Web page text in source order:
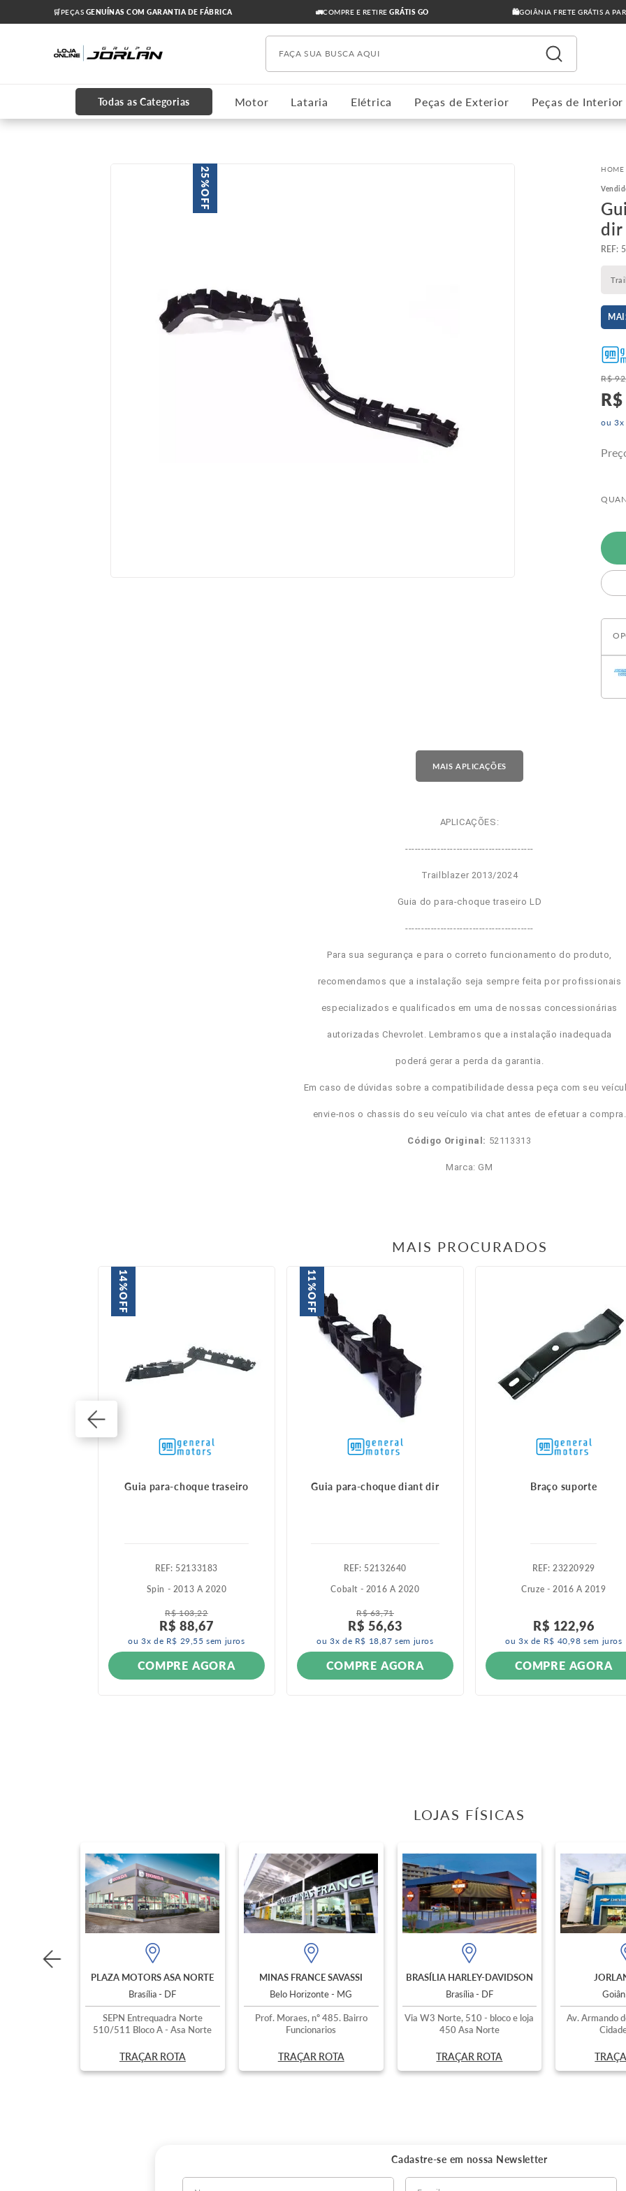
🛒PEÇAS GENUÍNAS COM GARANTIA DE FÁBRICA 🚛COMPRE E RETIREGRÁTIS GO 🛍️GOIÂNIA FRETE GRÁTIS A
Faça sua busca aqui
Todas as Categorias Motor Lataria Elétrica Peças de Exterior Peças de Interior
25%
OFF
dir
:
R$ 92
R$
ou 3
MAIS APLICAÇÕES
APLICAÇÕES:
----------------------------------------
Trailblazer 2013/2024
Guia do para-choque traseiro LD
----------------------------------------
Para sua segurança e para o correto funcionamento do produto,
recomendamos que a instalação seja sempre feita por profissionais
especializados e qualificados em uma de nossas concessionárias
autorizadas Chevrolet. Lembramos que a instalação inadequada
poderá gerar a perda da garantia.
Em caso de dúvidas sobre a compatibilidade dessa peça com seu
envie-nos o chassis do seu veículo via chat antes de efetuar a compra.
Código Original: 52113313
Marca: GM
MAIS PROCURADOS
14%
OFF
Guia para-choque traseiro
: 52133183
Spin - 2013 A 2020
R$ 103,22
R$ 88,67
ou3x de R$ 29 55 sem juros
COMPRE AGORA
11%
OFF
Guia para-choque diant dir
: 52132640
Cobalt - 2016 A 2020
R$ 63,71
R$ 56,63
ou3x de R$ 18 ,87 sem juros
COMPRE AGORA
Braço suporte
:23220929
Cruze - 2016 A 2019
R$ 122,96
ou3x de R$ 40 ,98 sem juros
COMPRE AGORA
LOJAS FÍSICAS
PLAZA MOTORS ASA NORTE
Brasília - DF
SEPN Entrequadra Norte
510/511 Bloco A - Asa Norte
TRAÇAR ROTA
MINAS FRANCE SAVASSI
Belo Horizonte - MG
Prof. Moraes, nº 485. Bairro
Funcionarios
TRAÇAR ROTA
BRASÍLIA HARLEY-DAVIDSON
Brasília - DF
Via W3 Norte, 510 - bloco e loja
450 Asa Norte
TRAÇAR ROTA
Av. Armando
Cadastre-se em nossa Newsletter
1
chevrolet
2º
onix